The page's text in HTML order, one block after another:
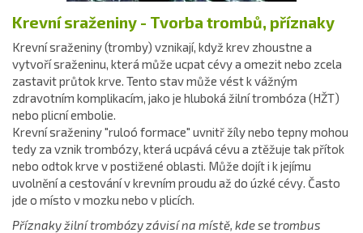
Krevní sraženiny - Tvorba trombů, příznaky
Krevní sraženiny (tromby) vznikají, když krev zhoustne a
vytvoří sraženinu, která může ucpat cévy a omezit nebo zcela
zastavit průtok krve. Tento stav může vést k vážným
zdravotním komplikacím, jako je hluboká žilní trombóza (HŽT)
nebo plicní embolie.
Krevní sraženiny "ruloó formace" uvnitř žíly nebo tepny mohou
tedy za vznik trombózy, která ucpává cévu a ztěžuje tak přítok
nebo odtok krve v postižené oblasti. Může dojít i k jejímu
uvolnění a cestování v krevním proudu až do úzké cévy. Často
jde o místo v mozku nebo v plicích.
Příznaky žilní trombózy závisí na místě, kde se trombus